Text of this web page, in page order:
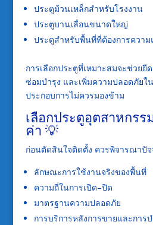
ประตูม้วนเหล็กสำหรับโรงงาน
ประตูบานเลื่อนขนาดใหญ่
ประตูสำหรับพื้นที่ที่ต้องการความ
การเลือกประตูที่เหมาะสมจะช่วยยื
ซ่อมบำรุง และเพิ่มความปลอดภัยใ
ประกอบการไม่ควรมองข้าม
เลือกประตูอุตสาหกรร
ค่า 💡
ก่อนตัดสินใจติดตั้ง ควรพิจารณาปัจ
ลักษณะการใช้งานจริงของพื้นที่
ความถี่ในการเปิด–ปิด
มาตรฐานความปลอดภัย
การบริการหลังการขายและการ